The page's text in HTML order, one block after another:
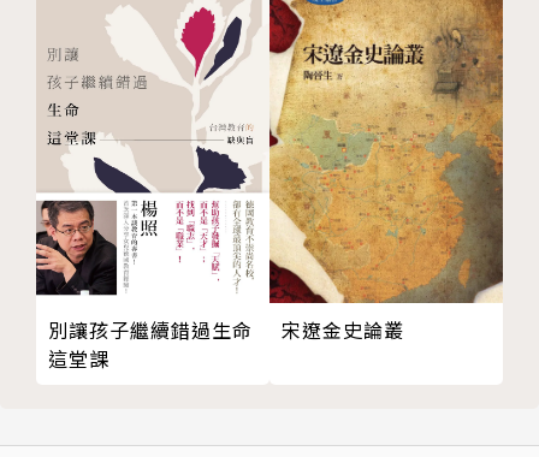
美國加侖為何與英國不一樣？
美制單位和保守主義
第五章 一升，一斗，二千年歷史
家量出，公量入，田氏代齊
書中自有千鍾粟，一鍾到底是多少？
戰國時代的國際計量會議
英國容量源於口，中國容量源於手
升斗的膨脹，以及唐宋酒價
讓宋朝人和唐朝人拚酒，誰贏？
蒙元帝國，升斗的第二輪膨脹
一石是一百二十斤嗎？
別讓孩子繼續錯過生命
這堂課
宋遼金史論叢